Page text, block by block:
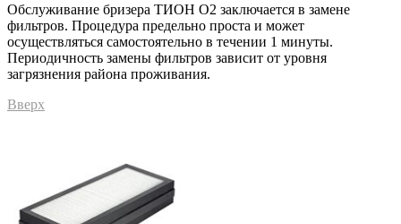
Обслуживание бризера ТИОН О2 заключается в замене
фильтров. Процедура предельно проста и может
осуществляться самостоятельно в течении 1 минуты.
Периодичность замены фильтров зависит от уровня
загрязнения района проживания.
Вверх